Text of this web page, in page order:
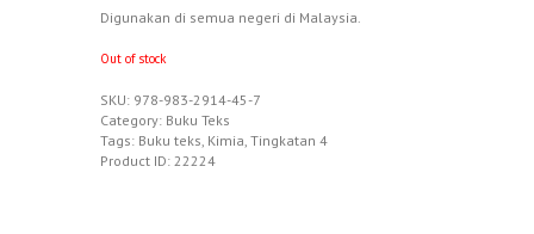
Digunakan di semua negeri di Malaysia.
Out of stock
SKU: 978-983-2914-45-7
Category: Buku Teks
Tags: Buku teks Kimia Tingkatan 4
Product ID: 22224